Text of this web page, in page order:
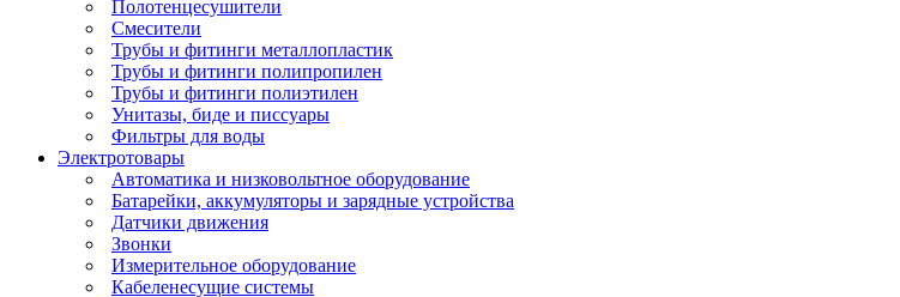
Полотенцесушители
Смесители
Трубы и фитинги металлопластик
Трубы и фитинги полипропилен
Трубы и фитинги полиэтилен
Унитазы, биде и писсуары
Фильтры для воды
Электротовары
Автоматика и низковольтное оборудование
Батарейки, аккумуляторы и зарядные устройства
Датчики движения
Звонки
Измерительное оборудование
Кабеленесущие системы